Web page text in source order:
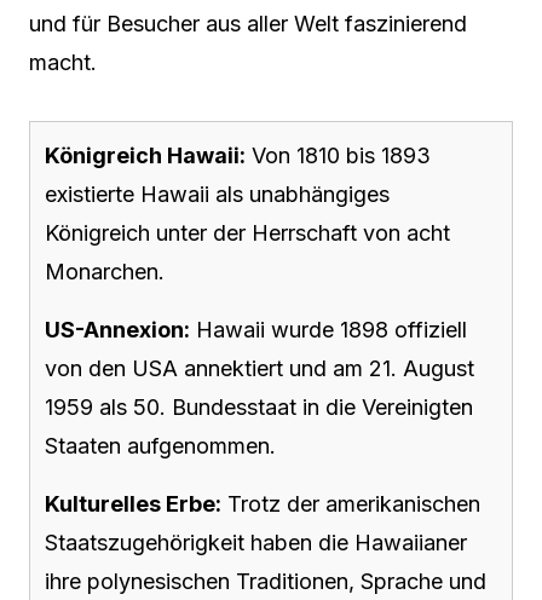
und für Besucher aus aller Welt faszinierend
macht.
Königreich Hawaii: Von 1810 bis 1893
existierte Hawaii als unabhängiges
Königreich unter der Herrschaft von acht
Monarchen.
US-Annexion: Hawaii wurde 1898 offiziell
von den USA annektiert und am 21. August
1959 als 50. Bundesstaat in die Vereinigten
Staaten aufgenommen.
Kulturelles Erbe: Trotz der amerikanischen
Staatszugehörigkeit haben die Hawaiianer
ihre polynesischen Traditionen, Sprache und